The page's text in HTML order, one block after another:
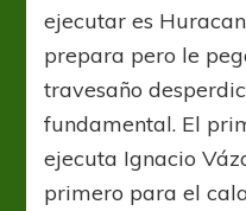
ejecutar es
prepara pero le
travesaño
fundamental. El
ejecuta Ignacio
primero para el